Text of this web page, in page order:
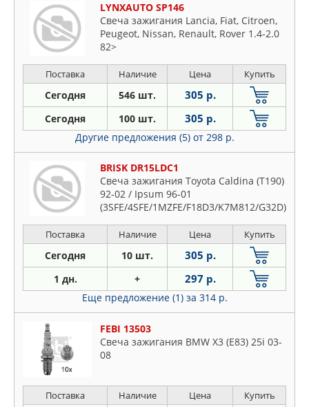
LYNXAUTO SP146
Свеча зажигания Lancia, Fiat, Citroen,
Peugeot, Nissan, Renault, Rover 1.4-2.0
82>
Поставка Наличие Цена Купить
Сегодня 546 шт. 305 р.
Сегодня 100 шт. 305 р.
Другие предложения (5) от 298 р.
BRISK DR15LDC1
Свеча зажигания Toyota Caldina (T190)
92-02 / Ipsum 96-01
(3SFE/4SFE/1MZFE/F18D3/K7M812/G32D)
Поставка Наличие Цена Купить
Сегодня 10 шт. 305 р.
1 дн. + 297 р.
Еще предложение (1) за 314 р.
FEBI 13503
Свеча зажигания BMW X3 (E83) 25i 03-
08
Поставка Наличие Цена Купить